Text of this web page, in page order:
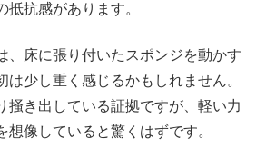
抗感があります。
、床に張り付いたスポンジを動かす
は少し重く感じるかもしれません。
掻き出している証拠ですが、軽い力
想像していると驚くはずです。